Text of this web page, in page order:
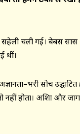
चली गई। बेबस
थीं।
सोच
नहीं होता। अशिक्षा और